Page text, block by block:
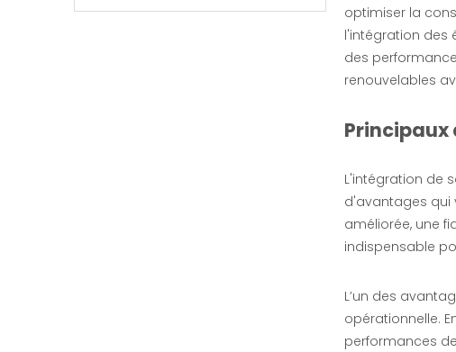
optimiser la
l'intégration des
des
renouvelables
L'intégration de
d'avantages qui
améliorée, une
indispensable
L’un des
opérationnelle.
performances